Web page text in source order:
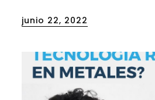
Posted
junio 22, 2022